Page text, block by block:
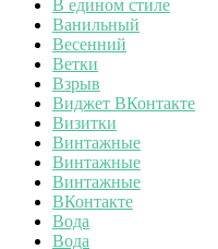
В едином стиле
Ванильный
Весенний
Ветки
Взрыв
Виджет ВКонтакте
Визитки
Винтажные
Винтажные
Винтажные
ВКонтакте
Вода
Вода